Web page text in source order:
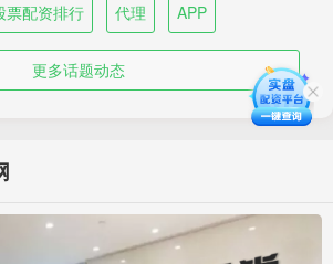
票配资排行 代理 APP
更多话题动态